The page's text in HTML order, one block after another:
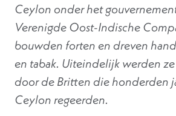
Ceylon onder het
Verenigde Oost-Indische
bouwden forten en dreven
en tabak. Uiteindelijk werden
door de Britten die honderden
Ceylon regeerden.